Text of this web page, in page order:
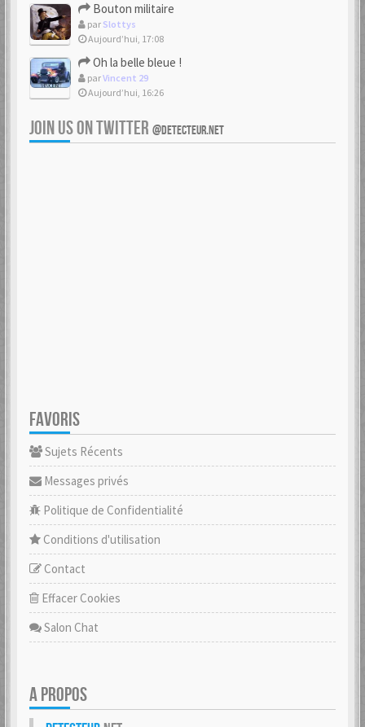
Bouton militaire
par Slottys
Aujourd’hui, 17:08
Oh la belle bleue !
parVincent 29
Aujourd’hui, 16:26
JOIN US ON TWITTER @DETECTEUR.NET
FAVORIS
Sujets Récents
Messages privés
Politique de Confidentialité
Conditions d'utilisation
Contact
Effacer Cookies
Salon Chat
A PROPOS